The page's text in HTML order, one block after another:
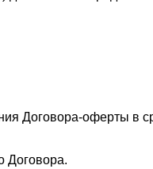
Договора-оферты в
Договора.